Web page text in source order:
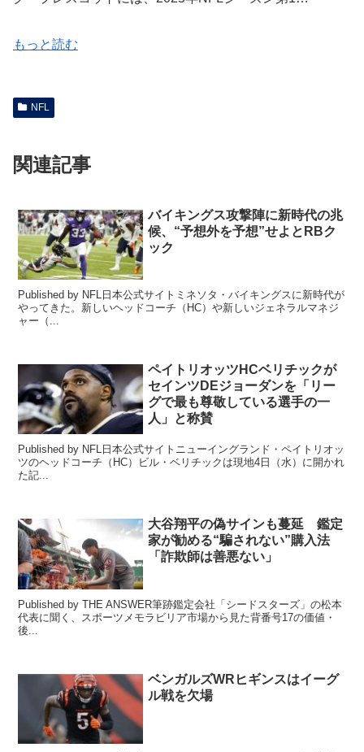
もっと読む
NFL
関連記事
バイキングス攻撃陣に新時代の兆
候、“予想外を予想”せよとRBク
ック
Published by NFL日本公式サイトミネソタ・バイキングスに新時代が
やってきた。新しいヘッドコーチ（HC）や新しいジェネラルマネジ
ャー（...
ペイトリオッツHCベリチックが
セインツDEジョーダンを「リー
グで最も尊敬している選手の一
人」と称賛
Published by NFL日本公式サイトニューイングランド・ペイトリオッ
ツのヘッドコーチ（HC）ビル・ベリチックは現地4日（水）に開かれ
た記...
大谷翔平の偽サインも蔓延 鑑定
家が勧める“騙されない”購入法
「詐欺師は善悪ない」
Published by THE ANSWER筆跡鑑定会社「シードスターズ」の松本
代表に聞く、スポーツメモラビリア市場から見た背番号17の価値・
後...
ベンガルズWRヒギンスはイーグ
ル戦を欠場